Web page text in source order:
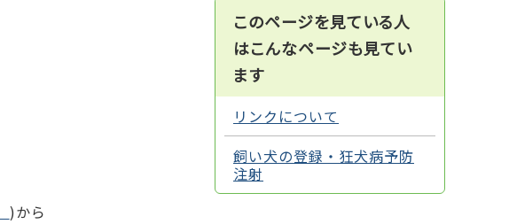
)から
このページを見ている人
はこんなページも見てい
ます
リンクについて
飼い犬の登録・狂犬病予防
注射